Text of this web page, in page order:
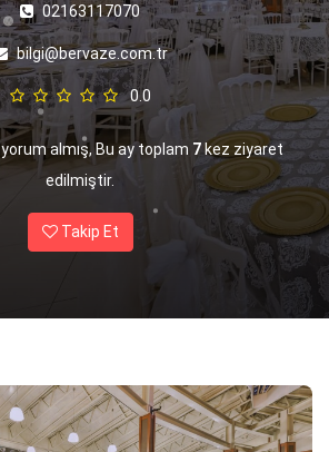
02163117070
bilgi@bervaze.com.tr
0.0
yorum almış, Bu ay toplam 7 kez ziyaret
edilmiştir.
Takip Et